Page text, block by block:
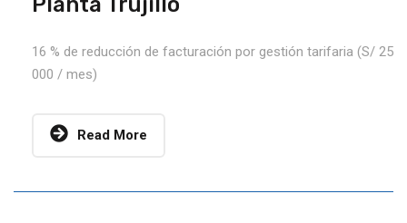
16 % de reducción de facturación por gestión tarifaria (S/ 25
000 / mes)
Read More